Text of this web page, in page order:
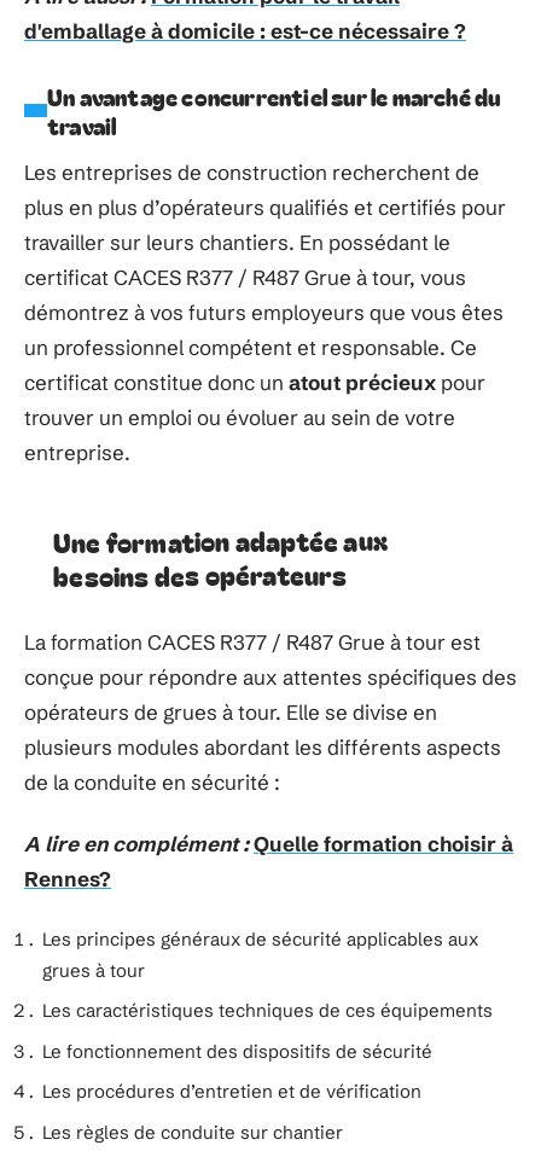
d'emballage à domicile : est-ce nécessaire ?
Un avantage concurrentiel sur le marché du
travail
Les entreprises de construction recherchent de
plus en plus d’opérateurs qualifiés et certifiés pour
travailler sur leurs chantiers. En possédant le
certificat CACES R377 / R487 Grue à tour, vous
démontrez à vos futurs employeurs que vous êtes
un professionnel compétent et responsable. Ce
certificat constitue donc un atout précieux pour
trouver un emploi ou évoluer au sein de votre
entreprise.
Une formation adaptée aux
besoins des opérateurs
La formation CACES R377 / R487 Grue à tour est
conçue pour répondre aux attentes spécifiques des
opérateurs de grues à tour. Elle se divise en
plusieurs modules abordant les différents aspects
de la conduite en sécurité :
A lire en complément :Quelle formation choisir à
Rennes?
Les principes généraux de sécurité applicables aux
grues à tour
Les caractéristiques techniques de ces équipements
Le fonctionnement des dispositifs de sécurité
Les procédures d’entretien et de vérification
Les règles de conduite sur chantier